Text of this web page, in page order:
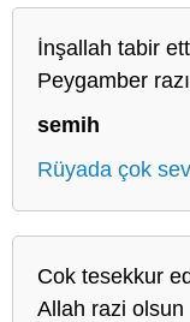
İnşallah tabir
Peygamber
semih
Rüyada çok
Cok tesekkur
Allah razi olsun